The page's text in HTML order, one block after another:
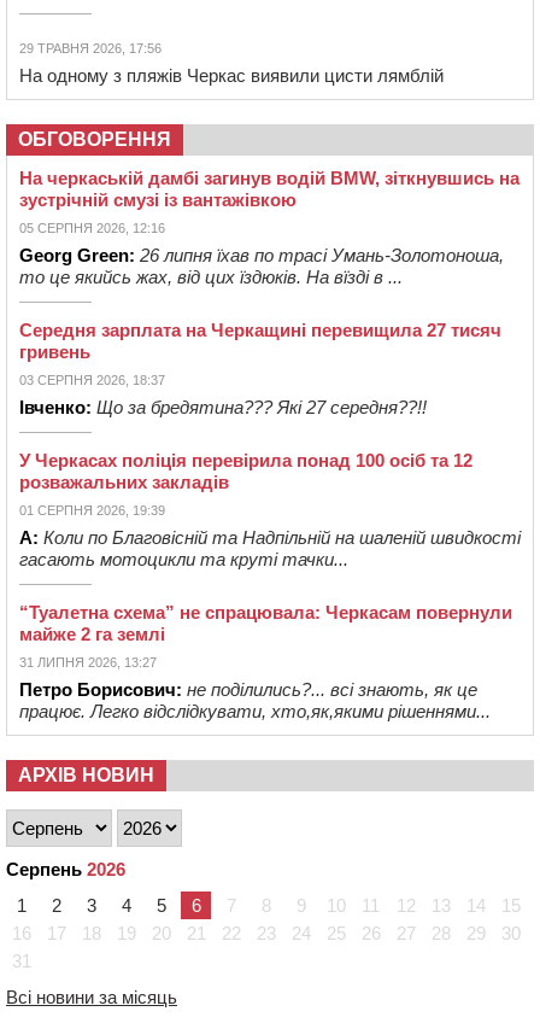
29 ТРАВНЯ 2026, 17:56
На одному з пляжів Черкас виявили цисти лямблій
ОБГОВОРЕННЯ
На черкаській дамбі загинув водій BMW, зіткнувшись на
зустрічній смузі із вантажівкою
05 СЕРПНЯ 2026, 12:16
Georg Green: 26 липня їхав по трасі Умань-Золотоноша,
то це якийсь жах, від цих їздюків. На вїзді в ...
Середня зарплата на Черкащині перевищила 27 тисяч
гривень
03 СЕРПНЯ 2026, 18:37
Івченко: Що за бредятина??? Які 27 середня??!!
У Черкасах поліція перевірила понад 100 осіб та 12
розважальних закладів
01 СЕРПНЯ 2026, 19:39
А: Коли по Благовісній та Надпільній на шаленій швидкості
гасають мотоцикли та круті тачки...
“Туалетна схема” не спрацювала: Черкасам повернули
майже 2 га землі
31 ЛИПНЯ 2026, 13:27
Петро Борисович: не поділились?... всі знають, як це
працює. Легко відслідкувати, хто,як,якими рішеннями...
АРХІВ НОВИН
Серпень 2026
1
2 3 4 5 6 7 8 9 10 11 12 13 14
15
16
17 18 19 20 21 22 23 24 25 26 27 28 29
30
31
Всі новини за місяць